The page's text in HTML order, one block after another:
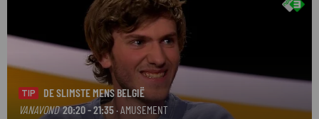
TIP
DE SLIMSTE MENS BELGIË
VANAVOND 20:20 - 21:35· AMUSEMENT